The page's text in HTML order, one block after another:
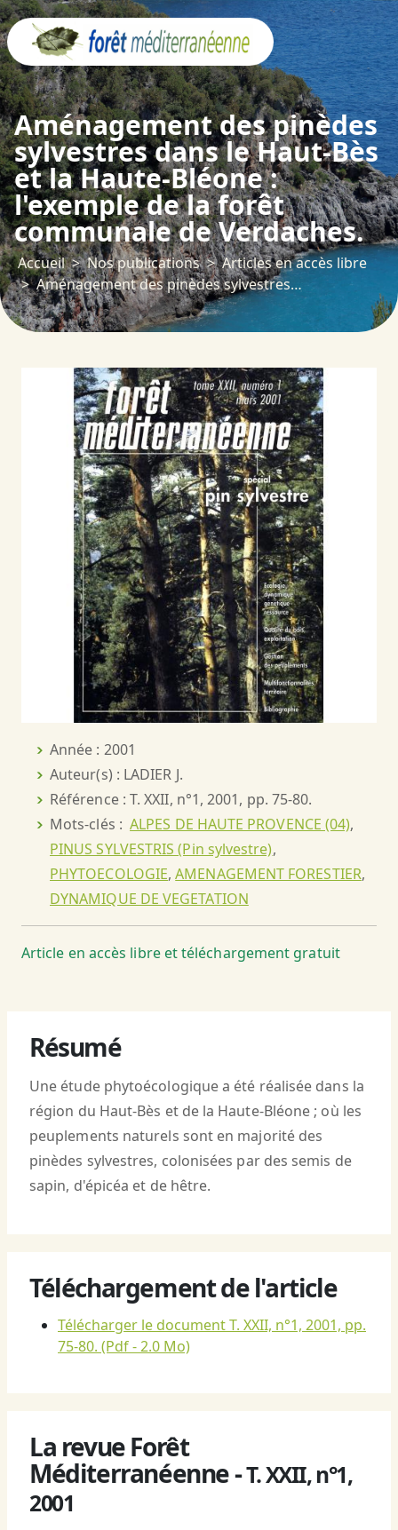
Aménagement des pinèdes
sylvestres dans le Haut-Bès
et la Haute-Bléone :
l'exemple de la forêt
communale de Verdaches.
Accueil Nos publications
Articles en accès libre
Aménagement des pinèdes sylvestres dans le Haut-Bès et la Haute-Bléone : l'exemple de la forêt communale de Verdaches.
Année : 2001
Auteur(s) : LADIER J.
Référence : T. XXII, n°1, 2001, pp. 75-80.
Mots-clés :ALPES DE HAUTE PROVENCE (04),
PINUS SYLVESTRIS (Pin sylvestre),
PHYTOECOLOGIE,AMENAGEMENT FORESTIER,
DYNAMIQUE DE VEGETATION
Article en accès libre et téléchargement gratuit
Résumé
Une étude phytoécologique a été réalisée dans la
région du Haut-Bès et de la Haute-Bléone ; où les
peuplements naturels sont en majorité des
pinèdes sylvestres, colonisées par des semis de
sapin, d'épicéa et de hêtre.
Téléchargement de l'article
Télécharger le document T. XXII, n°1, 2001, pp.
75-80. (Pdf - 2.0 Mo)
La revue Forêt
Méditerranéenne -T. XXII, n°1,
2001
Panneau de gestion des cookies